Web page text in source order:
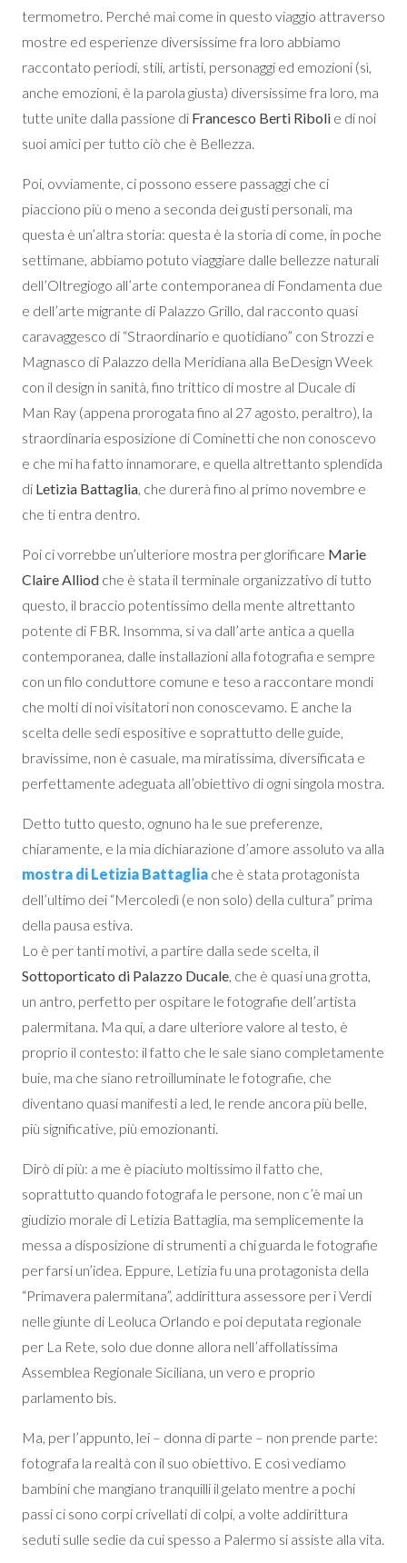
termometro. Perché mai come in questo viaggio attraverso
mostre ed esperienze diversissime fra loro abbiamo
raccontato periodi, stili, artisti, personaggi ed emozioni (sì,
anche emozioni, è la parola giusta) diversissime fra loro, ma
tutte unite dalla passione di Francesco Berti Riboli e di noi
suoi amici per tutto ciò che è Bellezza.
Poi, ovviamente, ci possono essere passaggi che ci
piacciono più o meno a seconda dei gusti personali, ma
questa è un’altra storia: questa è la storia di come, in poche
settimane, abbiamo potuto viaggiare dalle bellezze naturali
dell’Oltregiogo all’arte contemporanea di Fondamenta due
e dell’arte migrante di Palazzo Grillo, dal racconto quasi
caravaggesco di “Straordinario e quotidiano” con Strozzi e
Magnasco di Palazzo della Meridiana alla BeDesign Week
con il design in sanità, fino trittico di mostre al Ducale di
Man Ray (appena prorogata fino al 27 agosto, peraltro), la
straordinaria esposizione di Cominetti che non conoscevo
e che mi ha fatto innamorare, e quella altrettanto splendida
di Letizia Battaglia , che durerà fino al primo novembre e
che ti entra dentro.
Poi ci vorrebbe un’ulteriore mostra per glorificare Marie
Claire Alliod che è stata il terminale organizzativo di tutto
questo, il braccio potentissimo della mente altrettanto
potente di FBR. Insomma, si va dall’arte antica a quella
contemporanea, dalle installazioni alla fotografia e sempre
con un filo conduttore comune e teso a raccontare mondi
che molti di noi visitatori non conoscevamo. E anche la
scelta delle sedi espositive e soprattutto delle guide,
bravissime, non è casuale, ma miratissima, diversificata e
perfettamente adeguata all’obiettivo di ogni singola mostra.
Detto tutto questo, ognuno ha le sue preferenze,
chiaramente, e la mia dichiarazione d’amore assoluto va alla
mostra di Letizia Battaglia che è stata protagonista
dell’ultimo dei “Mercoledì (e non solo) della cultura” prima
della pausa estiva.
Lo è per tanti motivi, a partire dalla sede scelta, il
Sottoporticato di Palazzo Ducale , che è quasi una grotta,
un antro, perfetto per ospitare le fotografie dell’artista
palermitana. Ma qui, a dare ulteriore valore al testo, è
proprio il contesto: il fatto che le sale siano completamente
buie, ma che siano retroilluminate le fotografie, che
diventano quasi manifesti a led, le rende ancora più belle,
più significative, più emozionanti.
Dirò di più: a me è piaciuto moltissimo il fatto che,
soprattutto quando fotografa le persone, non c’è mai un
giudizio morale di Letizia Battaglia, ma semplicemente la
messa a disposizione di strumenti a chi guarda le fotografie
per farsi un’idea. Eppure, Letizia fu una protagonista della
“Primavera palermitana”, addirittura assessore per i Verdi
nelle giunte di Leoluca Orlando e poi deputata regionale
per La Rete, solo due donne allora nell’affollatissima
Assemblea Regionale Siciliana, un vero e proprio
parlamento bis.
Ma, per l’appunto, lei – donna di parte – non prende parte:
fotografa la realtà con il suo obiettivo. E così vediamo
bambini che mangiano tranquilli il gelato mentre a pochi
passi ci sono corpi crivellati di colpi, a volte addirittura
seduti sulle sedie da cui spesso a Palermo si assiste alla vita.